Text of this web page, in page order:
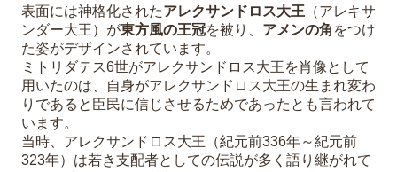
表面には神格化されたアレクサンドロス大王 （アレキサ
ンダー大王）が東方風の王冠を被り、 アメンの角 をつけ
た姿がデザインされています。
ミトリダテス6世がアレクサンドロス大王を肖像として
用いたのは、自身がアレクサンドロス大王の生まれ変わ
りであると臣民に信じさせるためであったとも言われて
います。
当時、アレクサンドロス大王（紀元前336年～紀元前
323年）は若き支配者としての伝説が多く語り継がれて